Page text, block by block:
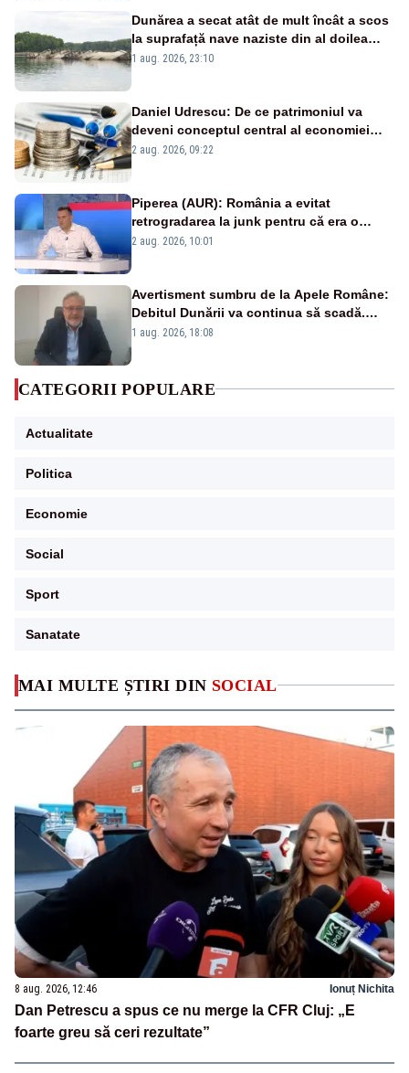
MAI MULTE ȘTIRI DIN SOCIAL
8 aug. 2026, 12:46 Ionuț Nichita
Dan Petrescu a spus ce nu merge la CFR Cluj: „E
foarte greu să ceri rezultate”
Dunărea a secat atât de mult încât a scos
la suprafață nave naziste din al doilea
război mondial
1 aug. 2026, 23:10
Daniel Udrescu: De ce patrimoniul va
deveni conceptul central al economiei
viitoare?
2 aug. 2026, 09:22
Piperea (AUR): România a evitat
retrogradarea la junk pentru că era o
catastrofă pentru bănci și fondurile de
2 aug. 2026, 10:01
Avertisment sumbru de la Apele Române:
Debitul Dunării va continua să scadă.
Cernavodă s-ar putea închide în 4 zile
1 aug. 2026, 18:08
CATEGORII POPULARE
Actualitate
Politica
Economie
Social
Sport
Sanatate